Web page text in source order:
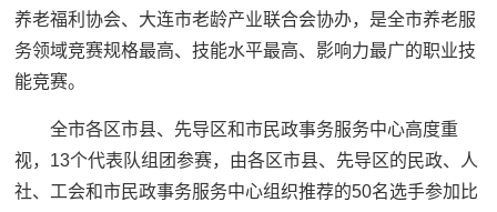
养老福利协会、大连市老龄产业联合会协办，是全市养老服
务领域竞赛规格最高、技能水平最高、影响力最广的职业技
能竞赛。
全市各区市县、先导区和市民政事务服务中心高度重
视，13个代表队组团参赛，由各区市县、先导区的民政、人
社、工会和市民政事务服务中心组织推荐的50名选手参加比